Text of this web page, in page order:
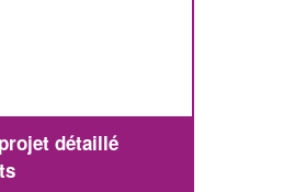
détaillé